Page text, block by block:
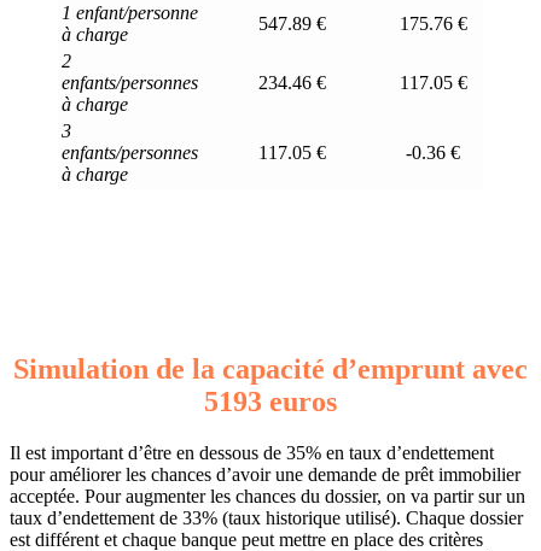
1 enfant/personne
à charge
547.89 €
175.76 €
2
enfants/personnes
à charge
234.46 € 117.05 €
3
enfants/personnes
à charge
117.05 € -0.36 €
Simulation de la capacité d’emprunt avec
5193 euros
Il est important d’être en dessous de 35% en taux d’endettement
pour améliorer les chances d’avoir une demande de prêt immobilier
acceptée. Pour augmenter les chances du dossier, on va partir sur un
taux d’endettement de 33% (taux historique utilisé). Chaque dossier
est différent et chaque banque peut mettre en place des critères